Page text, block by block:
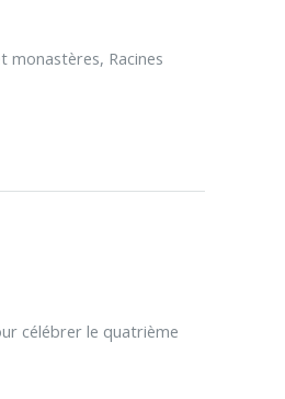
monastères, Racines
célébrer le quatrième